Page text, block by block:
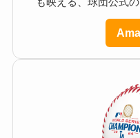
も映える、球団公式